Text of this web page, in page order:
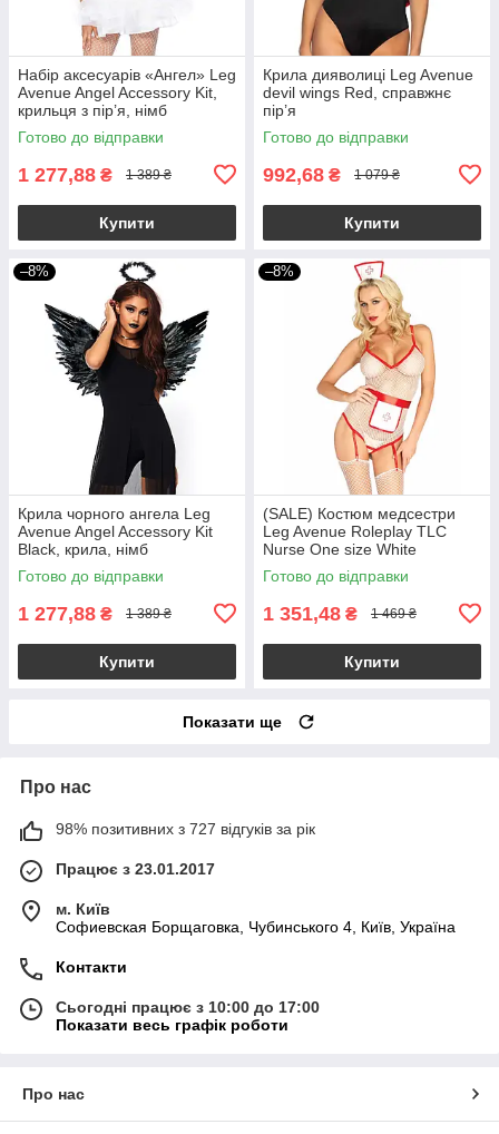
Набір аксесуарів «Ангел» Leg
Avenue Angel Accessory Kit,
крильця з пір’я, німб
Готово до відправки
1 277,88 ₴ 1 389 ₴
Купити
Крила дияволиці Leg Avenue
devil wings Red, справжнє
пір’я
Готово до відправки
992,68 ₴ 1 079 ₴
Купити
–8%
Крила чорного ангела Leg
Avenue Angel Accessory Kit
Black, крила, німб
Готово до відправки
1 277,88 ₴ 1 389 ₴
Купити
–8%
(SALE) Костюм медсестри
Leg Avenue Roleplay TLC
Nurse One size White
Готово до відправки
1 351,48 ₴ 1 469 ₴
Купити
Показати ще
Про нас
98% позитивних з 727 відгуків за рік
Працює з 23.01.2017
м. Київ
Софиевская Борщаговка, Чубинського 4, Київ, Україна
Контакти
Сьогодні працює з 10:00 до 17:00
Показати весь графік роботи
Про нас